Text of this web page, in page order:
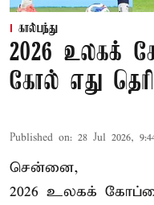
கால்பந்து
2026 உலகக்
கோல் எது
Published on: 28 Jul 2026,
சென்னை,
2026 உலகக்